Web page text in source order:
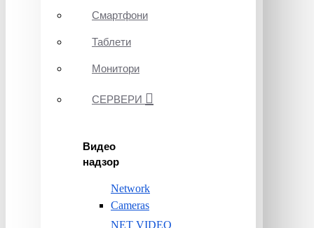
Смартфони
Таблети
Монитори
СЕРВЕРИ
Видео
надзор
Network
Cameras
NET VIDEO